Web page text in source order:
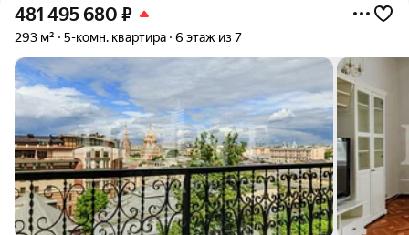
481 495 680 ₽
293 м² 5-комн. квартира 6 этаж из 7